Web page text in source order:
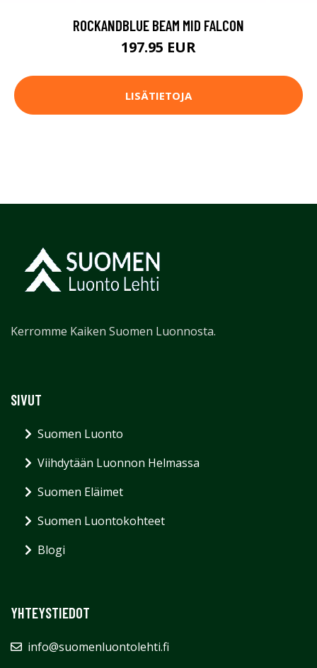
ROCKANDBLUE BEAM MID FALCON
197.95 EUR
LISÄTIETOJA
Kerromme Kaiken Suomen Luonnosta.
SIVUT
Suomen Luonto
Viihdytään Luonnon Helmassa
Suomen Eläimet
Suomen Luontokohteet
Blogi
YHTEYSTIEDOT
info@suomenluontolehti.fi